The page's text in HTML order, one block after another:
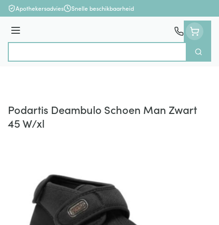
Ga naar de inhoud
Apothekersadvies Snelle beschikbaarheid
Menu
Zoek
Podartis Deambulo Schoen Man Zwart
45 W/xl